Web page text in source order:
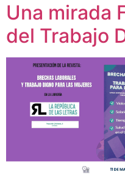
Una mirada
del Trabajo